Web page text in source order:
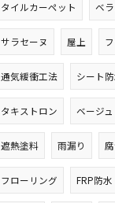
タイルカーペット ベ
サラセーヌ 屋上
通気緩衝工法 シート
タキストロン ベージュ
遮熱塗料 雨漏り
フローリング FRP防水